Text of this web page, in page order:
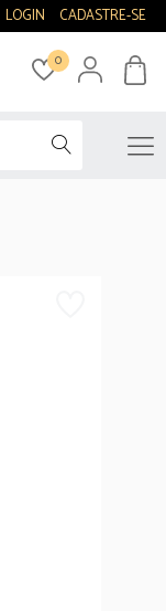
LOGIN CADASTRE-SE
0